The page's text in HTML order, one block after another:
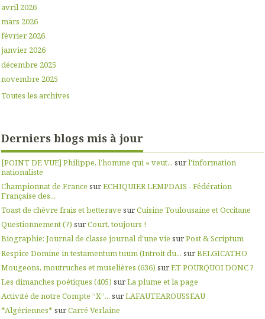
avril 2026
mars 2026
février 2026
janvier 2026
décembre 2025
novembre 2025
Toutes les archives
Derniers blogs mis à jour
[POINT DE VUE] Philippe, l’homme qui « veut... surl'information
nationaliste
Championnat de France surECHIQUIER LEMPDAIS - Fédération
Française des...
Toast de chèvre frais et betterave surCuisine Toulousaine et Occitane
Questionnement (7) surCourt, toujours !
Biographie: Journal de classe journal d'une vie surPost & Scriptum
Respice Domine in testamentum tuum (Introit du... surBELGICATHO
Mougeons, moutruches et muselières (636) surET POURQUOI DONC ?
Les dimanches poétiques (405) surLa plume et la page
Activité de notre Compte ”X”... surLAFAUTEAROUSSEAU
*Algériennes* surCarré Verlaine